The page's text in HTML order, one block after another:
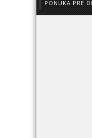
PONUKA PRE